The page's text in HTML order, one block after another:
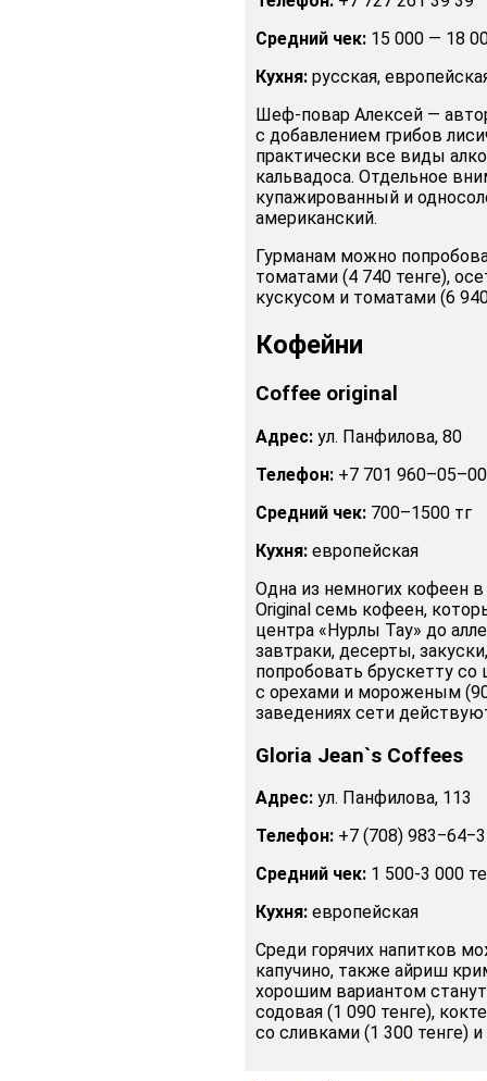
Средний чек: 15 000 — 18
Кухня: русская,
Шеф-повар Алексей —
с добавлением грибов
практически все виды
кальвадоса. Отдельное
купажированный и
американский.
Гурманам можно
томатами (4 740 тенге),
кускусом и томатами (6
Кофейни
Coffee original
Адрес: ул. Панфилова, 80
Телефон: +7 701 960–05–00
Средний чек: 700–1500 тг
Кухня: европейская
Одна из немногих кофеен
Original семь кофеен,
центра «Нурлы Тау» до
завтраки, десерты,
попробовать брускетту
с орехами и мороженым
заведениях сети
Gloria Jean`s Coffees
Адрес: ул. Панфилова, 113
Телефон: +7 (708)
Средний чек: 1 500-3 000
Кухня: европейская
Среди горячих напитков
капучино, также айриш
хорошим вариантом
содовая (1 090 тенге),
со сливками (1 300 тенге)